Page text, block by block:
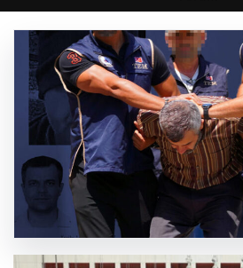
tarihi
adım.
360
milletvekili
imza
attı,
çerçeve
yasa
teklifi
Meclis’e
sunuldu!
İşte
ayrıntılar